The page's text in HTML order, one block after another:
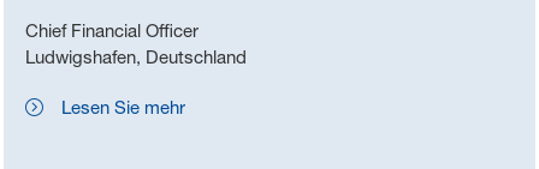
Chief Financial Officer
Ludwigshafen, Deutschland
Lesen Sie mehr